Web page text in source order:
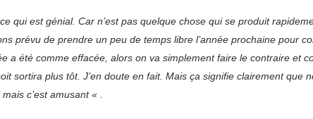
qui est génial. Car n’est pas quelque chose qui se produit
prévu de prendre un peu de temps libre l’année prochaine pour
a été comme effacée, alors on va simplement faire le contraire et
sortira plus tôt. J’en doute en fait. Mais ça signifie clairement que
c’est amusant « .